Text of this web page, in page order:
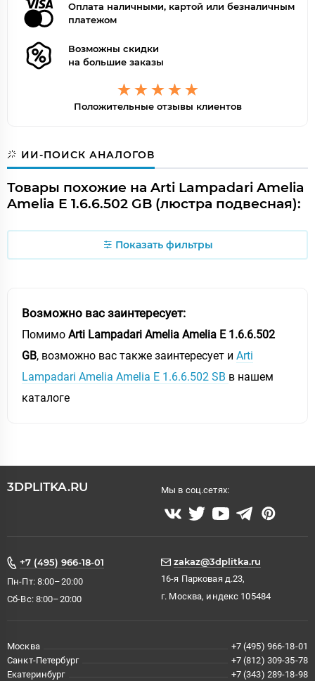
Оплата наличными, картой или безналичным
платежом
Возможны скидки
на большие заказы
Положительные отзывы клиентов
ИИ-ПОИСК АНАЛОГОВ
Товары похожие на Arti Lampadari Amelia
Amelia E 1.6.6.502 GB (люстра подвесная):
Показать фильтры
Возможно вас заинтересует:
Помимо Arti Lampadari Amelia Amelia E 1.6.6.502
GB, возможно вас также заинтересует и Arti
Lampadari Amelia Amelia E 1.6.6.502 SB в нашем
каталоге
3DPLITKA.RU Мы в соц.сетях:
+7 (495) 966-18-01
Пн-Пт: 8:00–20:00
Сб-Вс: 8:00–20:00
zakaz@3dplitka.ru
16-я Парковая д.23,
г. Москва, индекс 105484
Москва
+7 (495) 966-18-01
Санкт-Петербург
+7 (812) 309-35-78
Екатеринбург
+7 (343) 289-18-98